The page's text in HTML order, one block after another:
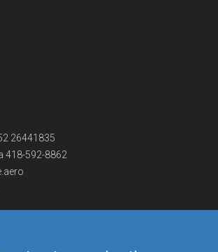
26441835
418-592-8862